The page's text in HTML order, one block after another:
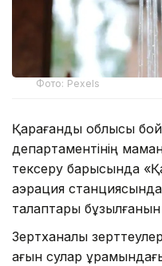
Фото: Pexels
Қарағанды облысы
департаментінің
тексеру барысында
аэрация
талаптары бұзылғанын
Зертханалық
ағын сулар